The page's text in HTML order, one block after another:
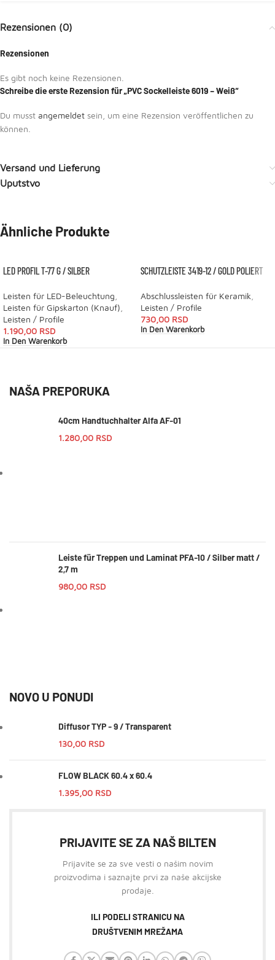
Rezensionen (0)
Rezensionen
Es gibt noch keine Rezensionen.
Schreibe die erste Rezension für „PVC Sockelleiste 6019 – Weiß“
Du musst angemeldet sein, um eine Rezension veröffentlichen zu
können.
Versand und Lieferung
Uputstvo
Ähnliche Produkte
LED PROFIL T-77 G / SILBER
Leisten für LED-Beleuchtung
Leisten für Gipskarton (Knauf)
Leisten / Profile
1.190,00 RSD
In Den Warenkorb
SCHUTZLEISTE 3419-12 / GOLD POLIERT
Abschlussleisten für Keramik
Leisten / Profile
730,00 RSD
In Den Warenkorb
NAŠA PREPORUKA
40cm Handtuchhalter Alfa AF-01
1.280,00 RSD
Leiste für Treppen und Laminat PFA-10 / Silber matt /
2,7 m
980,00 RSD
NOVO U PONUDI
Diffusor TYP - 9 / Transparent
130,00 RSD
FLOW BLACK 60.4 x 60.4
1.395,00 RSD
PRIJAVITE SE ZA NAŠ BILTEN
Prijavite se za sve vesti o našim novim
proizvodima i saznajte prvi za naše akcijske
prodaje.
ILI PODELI STRANICU NA
DRUŠTVENIM MREŽAMA